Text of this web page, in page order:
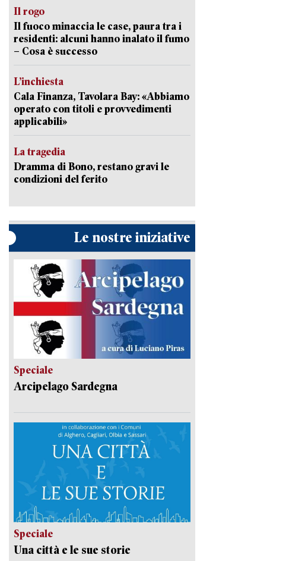
Il rogo
Il fuoco minaccia le case, paura tra i
residenti: alcuni hanno inalato il fumo
– Cosa è successo
L’inchiesta
Cala Finanza, Tavolara Bay: «Abbiamo
operato con titoli e provvedimenti
applicabili»
La tragedia
Dramma di Bono, restano gravi le
condizioni del ferito
Le nostre iniziative
Speciale
Arcipelago Sardegna
Speciale
Una città e le sue storie